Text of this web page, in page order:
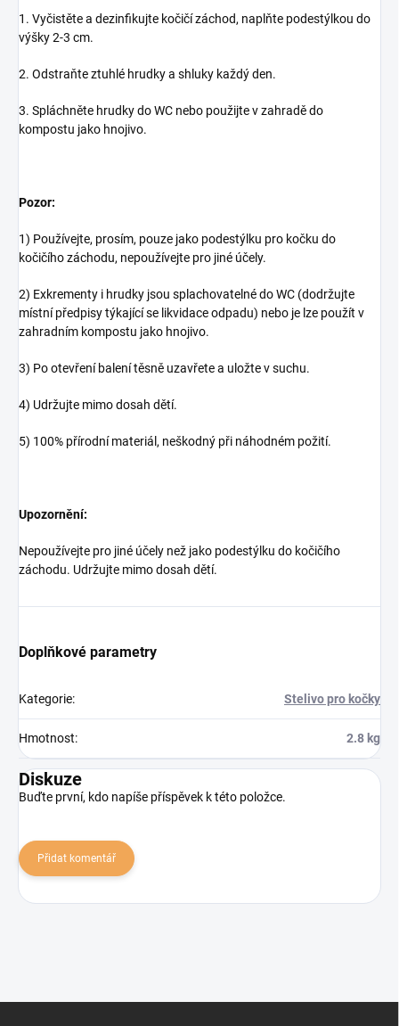
1. Vyčistěte a dezinfikujte kočičí záchod, naplňte podestýlkou do
výšky 2-3 cm.
2. Odstraňte ztuhlé hrudky a shluky každý den.
3. Spláchněte hrudky do WC nebo použijte v zahradě do
kompostu jako hnojivo.
Pozor:
1) Používejte, prosím, pouze jako podestýlku pro kočku do
kočičího záchodu, nepoužívejte pro jiné účely.
2) Exkrementy i hrudky jsou splachovatelné do WC (dodržujte
místní předpisy týkající se likvidace odpadu) nebo je lze použít v
zahradním kompostu jako hnojivo.
3) Po otevření balení těsně uzavřete a uložte v suchu.
4) Udržujte mimo dosah dětí.
5) 100% přírodní materiál, neškodný při náhodném požití.
Upozornění:
Nepoužívejte pro jiné účely než jako podestýlku do kočičího
záchodu. Udržujte mimo dosah dětí.
Doplňkové parametry
Kategorie: Stelivo pro kočky
Hmotnost: 2.8 kg
Diskuze
Buďte první, kdo napíše příspěvek k této položce.
Přidat komentář